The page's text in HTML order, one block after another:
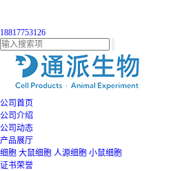
18817753126
公司首页
公司介绍
公司动态
产品展厅
细胞 大鼠细胞 人源细胞 小鼠细胞
证书荣誉